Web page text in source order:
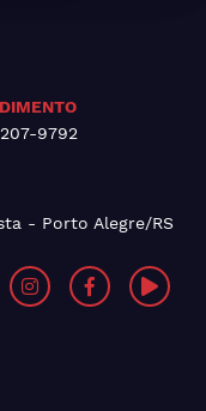
9792
- Porto Alegre/RS